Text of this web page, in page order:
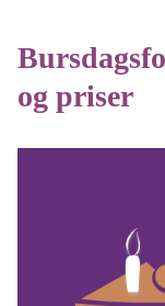
og priser